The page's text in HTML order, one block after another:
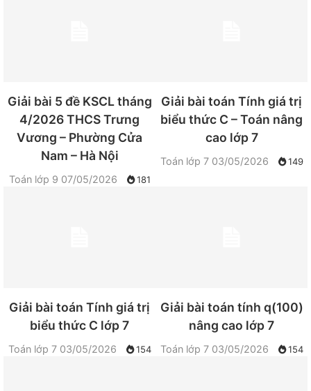
Giải bài 5 đề KSCL tháng
4/2026 THCS Trưng
Vương – Phường Cửa
Nam – Hà Nội
Toán lớp 9 07/05/2026 181
Giải bài toán Tính giá trị
biểu thức C – Toán nâng
cao lớp 7
Toán lớp 7 03/05/2026 149
Giải bài toán Tính giá trị
biểu thức C lớp 7
Toán lớp 7 03/05/2026 154
Giải bài toán tính q(100)
nâng cao lớp 7
Toán lớp 7 03/05/2026 154